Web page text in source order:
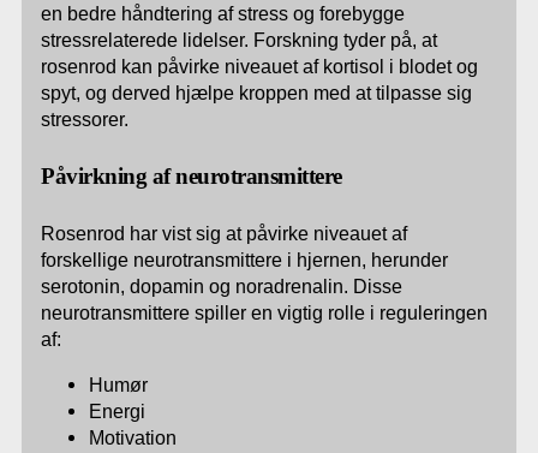
en bedre håndtering af stress og forebygge
stressrelaterede lidelser. Forskning tyder på, at
rosenrod kan påvirke niveauet af kortisol i blodet og
spyt, og derved hjælpe kroppen med at tilpasse sig
stressorer.
Påvirkning af neurotransmittere
Rosenrod har vist sig at påvirke niveauet af
forskellige neurotransmittere i hjernen, herunder
serotonin, dopamin og noradrenalin. Disse
neurotransmittere spiller en vigtig rolle i reguleringen
af:
Humør
Energi
Motivation